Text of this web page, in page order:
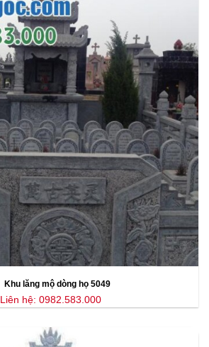
Khu lăng mộ dòng họ 5049
Liên hệ: 0982.583.000